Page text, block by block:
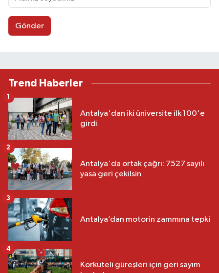
Gönder
Trend Haberler
Antalya'dan iki üniversite ilk 100'e
girdi
1
Antalya'da ortak çağrı: 7527 sayılı
yasa geri çekilsin
2
Antalya’dan motorin zammına tepki
3
Korkuteli güreşleri için geri sayım
4